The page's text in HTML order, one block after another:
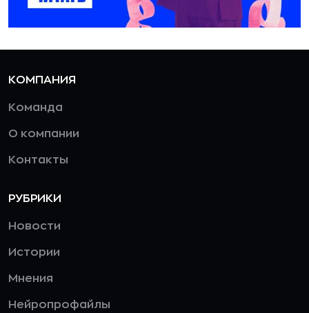
КОМПАНИЯ
Команда
О компании
Контакты
РУБРИКИ
Новости
Истории
Мнения
Нейропрофайлы